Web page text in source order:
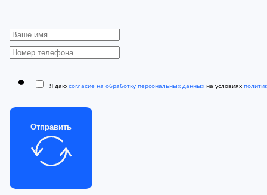
Я даю согласие на обработку персональных данных на условиях
Отправить